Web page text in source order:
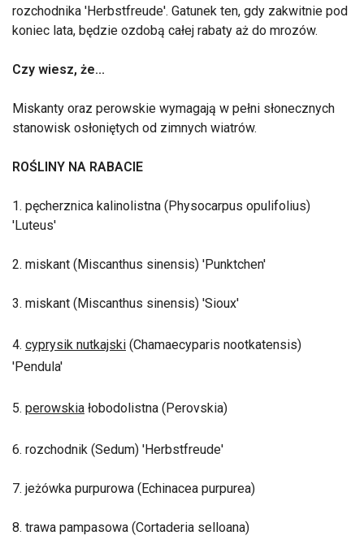
rozchodnika 'Herbstfreude'. Gatunek ten, gdy zakwitnie pod
koniec lata, będzie ozdobą całej rabaty aż do mrozów.
Czy wiesz, że...
Miskanty oraz perowskie wymagają w pełni słonecznych
stanowisk osłoniętych od zimnych wiatrów.
ROŚLINY NA RABACIE
1. pęcherznica kalinolistna (Physocarpus opulifolius)
'Luteus'
2. miskant (Miscanthus sinensis) 'Punktchen'
3. miskant (Miscanthus sinensis) 'Sioux'
4. cyprysik nutkajski (Chamaecyparis nootkatensis)
'Pendula'
5. perowskia łobodolistna (Perovskia)
6. rozchodnik (Sedum) 'Herbstfreude'
7. jeżówka purpurowa (Echinacea purpurea)
8. trawa pampasowa (Cortaderia selloana)